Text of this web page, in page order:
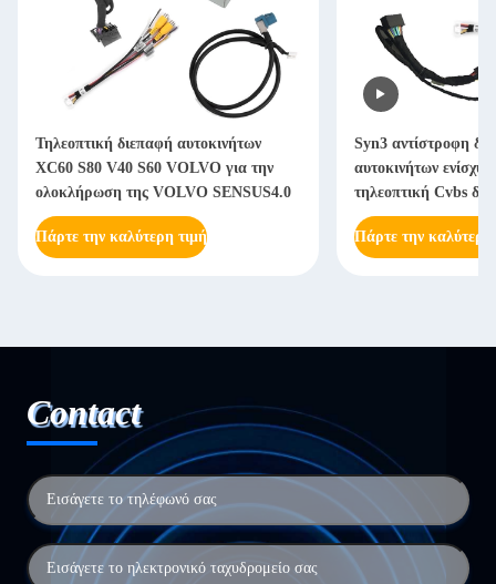
Τηλεοπτική διεπαφή αυτοκινήτων
XC60 S80 V40 S60 VOLVO για την
ολοκλήρωση της VOLVO SENSUS4.0
Πάρτε την καλύτερη τιμή
Syn3 αντίστροφη
αυτοκινήτων
τηλεοπτική Cvbs
της Ford
Πάρτε την καλύτερη
Contact